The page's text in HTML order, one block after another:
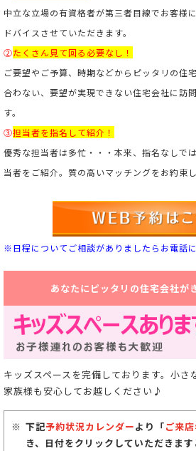
中立な立場の有資格者が第三者目線でお客様
ドバイスさせていただきます。
②たくさん見て回る必要なし！
ご要望やご予算、時期などからピッタリの住
合わない、要望が実現できない住宅会社に訪
す。
③担当者を指名して紹介！
優秀な担当者は多忙・・・本来、指名なしで
当者をご紹介。 質の高いマッチングをお約束し
※日程についてご相談がありましたらお電話
あなたにピッタリの住宅会社が
キッズスペースを完備しております。小さ
家族様も安心してお越しください♪
下記予約状況カレンダーより「ご来
き、日付をクリックしていただきます